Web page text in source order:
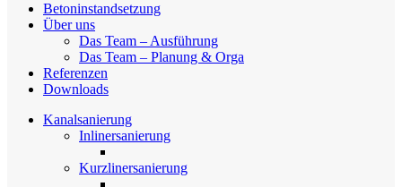
Betoninstandsetzung
Über uns
Das Team – Ausführung
Das Team – Planung & Orga
Referenzen
Downloads
Kanalsanierung
Inlinersanierung
Kurzlinersanierung